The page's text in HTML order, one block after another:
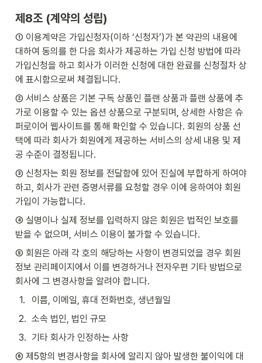
제8조 (계약의 성립)
① 이용계약은 가입신청자(이하 ‘신청자’)가 본 약관의 내용에
대하여 동의를 한 다음 회사가 제공하는 가입 신청 방법에 따라
가입신청을 하고 회사가 이러한 신청에 대한 완료를 신청절차 상
에 표시함으로써 체결됩니다.
② 서비스 상품은 기본 구독 상품인 플랜 상품과 플랜 상품에 추
가로 이용할 수 있는 옵션 상품으로 구분되며, 상세한 사항은 슈
퍼로이어 웹사이트를 통해 확인할 수 있습니다. 회원의 상품 선
택에 따라 회사가 회원에게 제공하는 서비스의 상세 내용 및 제
공 수준이 결정됩니다.
③ 신청자는 회원 정보를 전달함에 있어 진실에 부합하게 하여야
하고, 회사가 관련 증명서류를 요청할 경우 이에 응하여야 회원
가입이 가능합니다.
④ 실명이나 실제 정보를 입력하지 않은 회원은 법적인 보호를
받을 수 없으며, 서비스 이용이 불가할 수 있습니다.
⑤ 회원은 아래 각 호의 해당하는 사항이 변경되었을 경우 회원
정보 관리페이지에서 이를 변경하거나 전자우편 기타 방법으로
회사에 그 변경사항을 알려야 합니다.
1.
이름, 이메일, 휴대 전화번호, 생년월일
2. 소속 법인, 법인 규모
3. 기타 회사가 인정하는 사항
⑥ 제5항의 변경사항을 회사에 알리지 않아 발생한 불이익에 대